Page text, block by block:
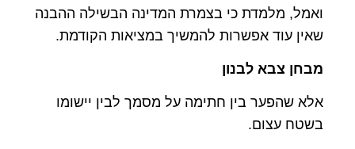
ואמל, מלמדת כי בצמרת המדינה הבשילה ההבנה
שאין עוד אפשרות להמשיך במציאות הקודמת.
מבחן צבא לבנון
אלא שהפער בין חתימה על מסמך לבין יישומו
בשטח עצום.